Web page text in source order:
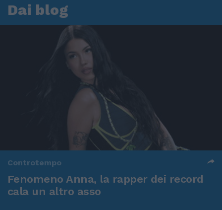
Dai blog
Controtempo
Fenomeno Anna, la rapper dei record
cala un altro asso